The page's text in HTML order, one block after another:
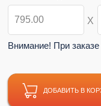
Х
Внимание! При
ДОБАВИТЬ В